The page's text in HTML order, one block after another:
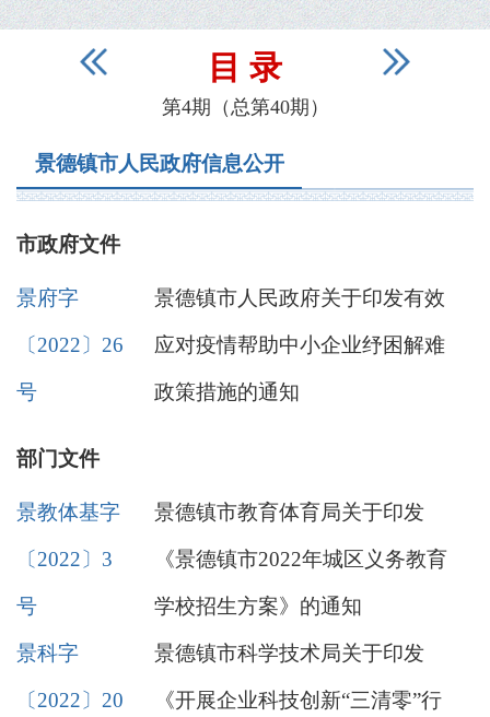
目 录
第4期（总第40期）
景德镇市人民政府信息公开
市政府文件
景府字
〔2022〕26
号
景德镇市人民政府关于印发有效
应对疫情帮助中小企业纾困解难
政策措施的通知
部门文件
景教体基字
〔2022〕3
号
景德镇市教育体育局关于印发
《景德镇市2022年城区义务教育
学校招生方案》的通知
景科字
〔2022〕20
景德镇市科学技术局关于印发
《开展企业科技创新“三清零”行